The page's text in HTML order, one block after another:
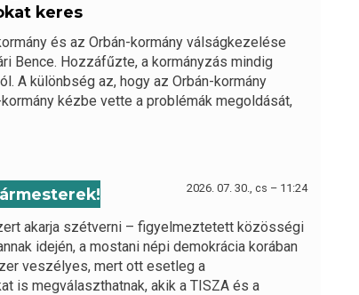
keres
és az Orbán-kormány válságkezelése
Bence. Hozzáfűzte, a kormányzás mindig
A különbség az, hogy az Orbán-kormány
kézbe vette a problémák megoldását,
2026. 07. 30., cs – 11:24
akarja szétverni – figyelmeztetett közösségi
idején, a mostani népi demokrácia korában
veszélyes, mert ott esetleg a
is megválaszthatnak, akik a TISZA és a